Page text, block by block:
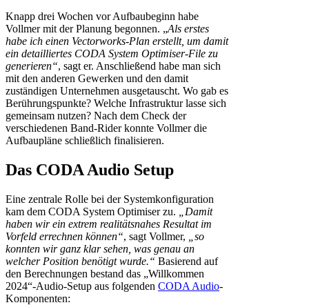
Knapp drei Wochen vor Aufbaubeginn habe
Vollmer mit der Planung begonnen. „Als erstes
habe ich einen Vectorworks-Plan erstellt, um damit
ein detailliertes CODA System Optimiser-File zu
generieren“, sagt er. Anschließend habe man sich
mit den anderen Gewerken und den damit
zuständigen Unternehmen ausgetauscht. Wo gab es
Berührungspunkte? Welche Infrastruktur lasse sich
gemeinsam nutzen? Nach dem Check der
verschiedenen Band-Rider konnte Vollmer die
Aufbaupläne schließlich finalisieren.
Das CODA Audio Setup
Eine zentrale Rolle bei der Systemkonfiguration
kam dem CODA System Optimiser zu.
„Damit
haben wir ein extrem realitätsnahes Resultat im
Vorfeld errechnen können“, sagt Vollmer,
„so
konnten wir ganz klar sehen, was genau an
welcher Position benötigt wurde.“ Basierend auf
den Berechnungen bestand das „Willkommen
2024“-Audio-Setup aus folgenden CODA Audio-
Komponenten: